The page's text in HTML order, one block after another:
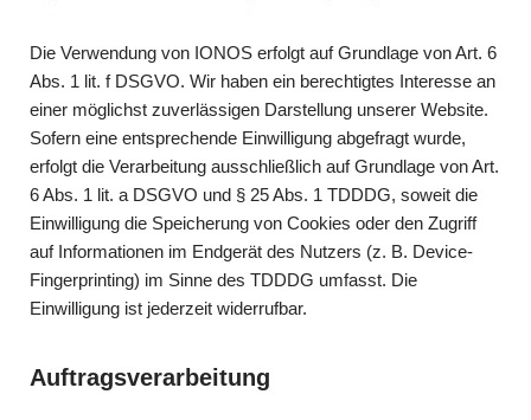
Die Verwendung von IONOS erfolgt auf Grundlage von Art. 6
Abs. 1 lit. f DSGVO. Wir haben ein berechtigtes Interesse an
einer möglichst zuverlässigen Darstellung unserer Website.
Sofern eine entsprechende Einwilligung abgefragt wurde,
erfolgt die Verarbeitung ausschließlich auf Grundlage von Art.
6 Abs. 1 lit. a DSGVO und § 25 Abs. 1 TDDDG, soweit die
Einwilligung die Speicherung von Cookies oder den Zugriff
auf Informationen im Endgerät des Nutzers (z. B. Device-
Fingerprinting) im Sinne des TDDDG umfasst. Die
Einwilligung ist jederzeit widerrufbar.
Auftragsverarbeitung